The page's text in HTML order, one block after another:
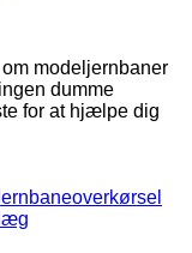
modeljernbaner
dumme
for at hjælpe dig